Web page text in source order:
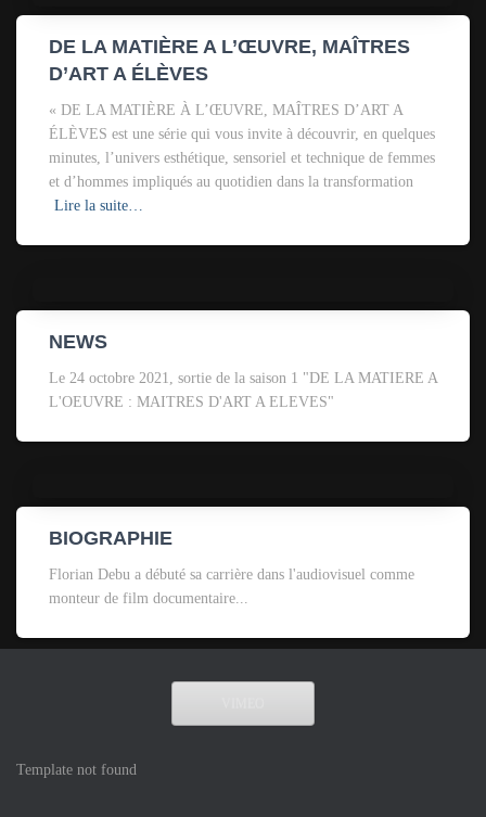
DE LA MATIÈRE A L’ŒUVRE, MAÎTRES
D’ART A ÉLÈVES
« DE LA MATIÈRE À L’ŒUVRE, MAÎTRES D’ART A
ÉLÈVES est une série qui vous invite à découvrir, en quelques
minutes, l’univers esthétique, sensoriel et technique de femmes
et d’hommes impliqués au quotidien dans la transformation
Lire la suite…
NEWS
Le 24 octobre 2021, sortie de la saison 1 "DE LA MATIERE A
L'OEUVRE : MAITRES D'ART A ELEVES"
BIOGRAPHIE
Florian Debu a débuté sa carrière dans l'audiovisuel comme
monteur de film documentaire...
Template not found